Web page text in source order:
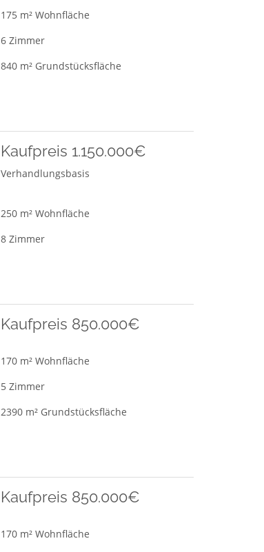
175 m² Wohnfläche
6 Zimmer
840 m² Grundstücksfläche
Kaufpreis 1.150.000€
Verhandlungsbasis
250 m² Wohnfläche
8 Zimmer
Kaufpreis 850.000€
170 m² Wohnfläche
5 Zimmer
2390 m² Grundstücksfläche
Kaufpreis 850.000€
170 m² Wohnfläche